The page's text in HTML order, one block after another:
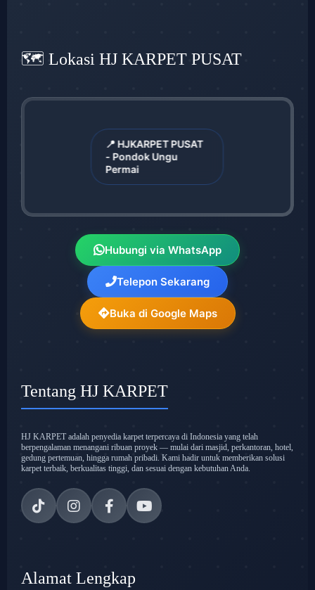
🗺️ Lokasi HJ KARPET PUSAT
📍 HJKARPET PUSAT
- Pondok Ungu
Permai
Hubungi via WhatsApp
Telepon Sekarang
Buka di Google Maps
Tentang HJ KARPET
HJ KARPET adalah penyedia karpet terpercaya di Indonesia yang telah
berpengalaman menangani ribuan proyek — mulai dari masjid, perkantoran, hotel,
gedung pertemuan, hingga rumah pribadi. Kami hadir untuk memberikan solusi
karpet terbaik, berkualitas tinggi, dan sesuai dengan kebutuhan Anda.
Alamat Lengkap